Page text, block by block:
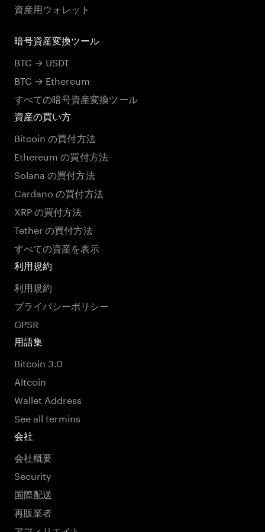
資産用ウォレット
暗号資産変換ツール
BTC → USDT
BTC → Ethereum
すべての暗号資産変換ツール
資産の買い方
Bitcoin の買付方法
Ethereum の買付方法
Solana の買付方法
Cardano の買付方法
XRP の買付方法
Tether の買付方法
すべての資産を表示
利用規約
利用規約
プライバシーポリシー
GPSR
用語集
Bitcoin 3.0
Altcoin
Wallet Address
See all termins
会社
会社概要
Security
国際配送
再販業者